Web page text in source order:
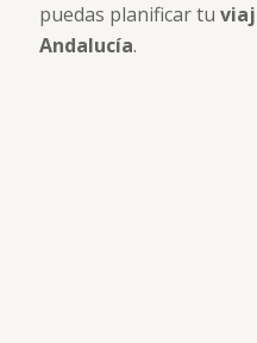
puedas planificar tu
Andalucía.